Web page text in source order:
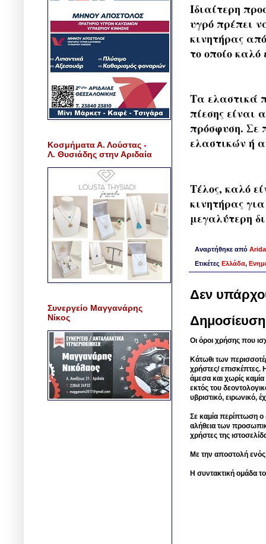
Ιδιαίτερη
υγρό πρέπει
κινητήρας
το οποίο
Τα ελαστικά
πίεσης είναι
πρόσφυση. Σε
ελαστικών ή
Τέλος, καλό
κινητήρας
μεγαλύτερη
Αναρτήθηκε από
Ετικέτες Ελλάδα,
Δεν
Οι όροι χρήσης που
Κάτωθι των
χρήστες/ επισκέπτες.
άμεσα και χωρίς
εκτός του
υβριστικό, ειρωνικό,
Σε καμία περίπτωση ο
αλήθεια των
χρήστες της
Με την αποστολή
Η συντακτική ομάδα
Κοσμήματα Α. Λούστας -
Λ. Θυσιάδης στην Αριδαία
Συνεργείο Μαγγανάρης
Νίκος